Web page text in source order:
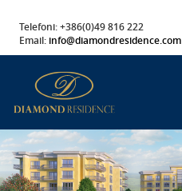
Telefoni: +386(0)49 816 222
Email: info@diamondresidence.com